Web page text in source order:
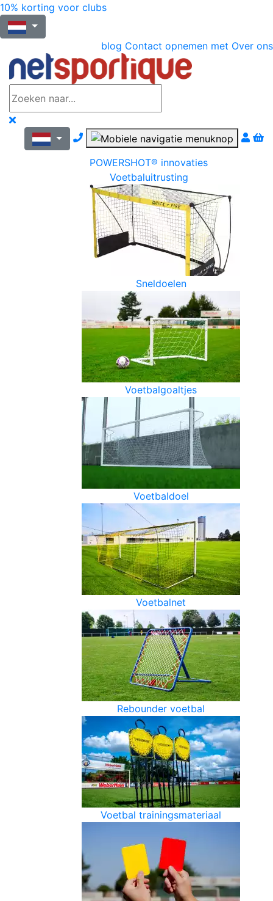
10% korting voor clubs
blog Contact opnemen met Over ons
Nous contacter par téléphone
POWERSHOT® innovaties
Voetbaluitrusting
Sneldoelen
Voetbalgoaltjes
Voetbaldoel
Voetbalnet
Rebounder voetbal
Voetbal trainingsmateriaal